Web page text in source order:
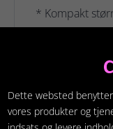
* Kompakt
* Perfekt til
* Stilfuldt
Dette websted
vores produkter og